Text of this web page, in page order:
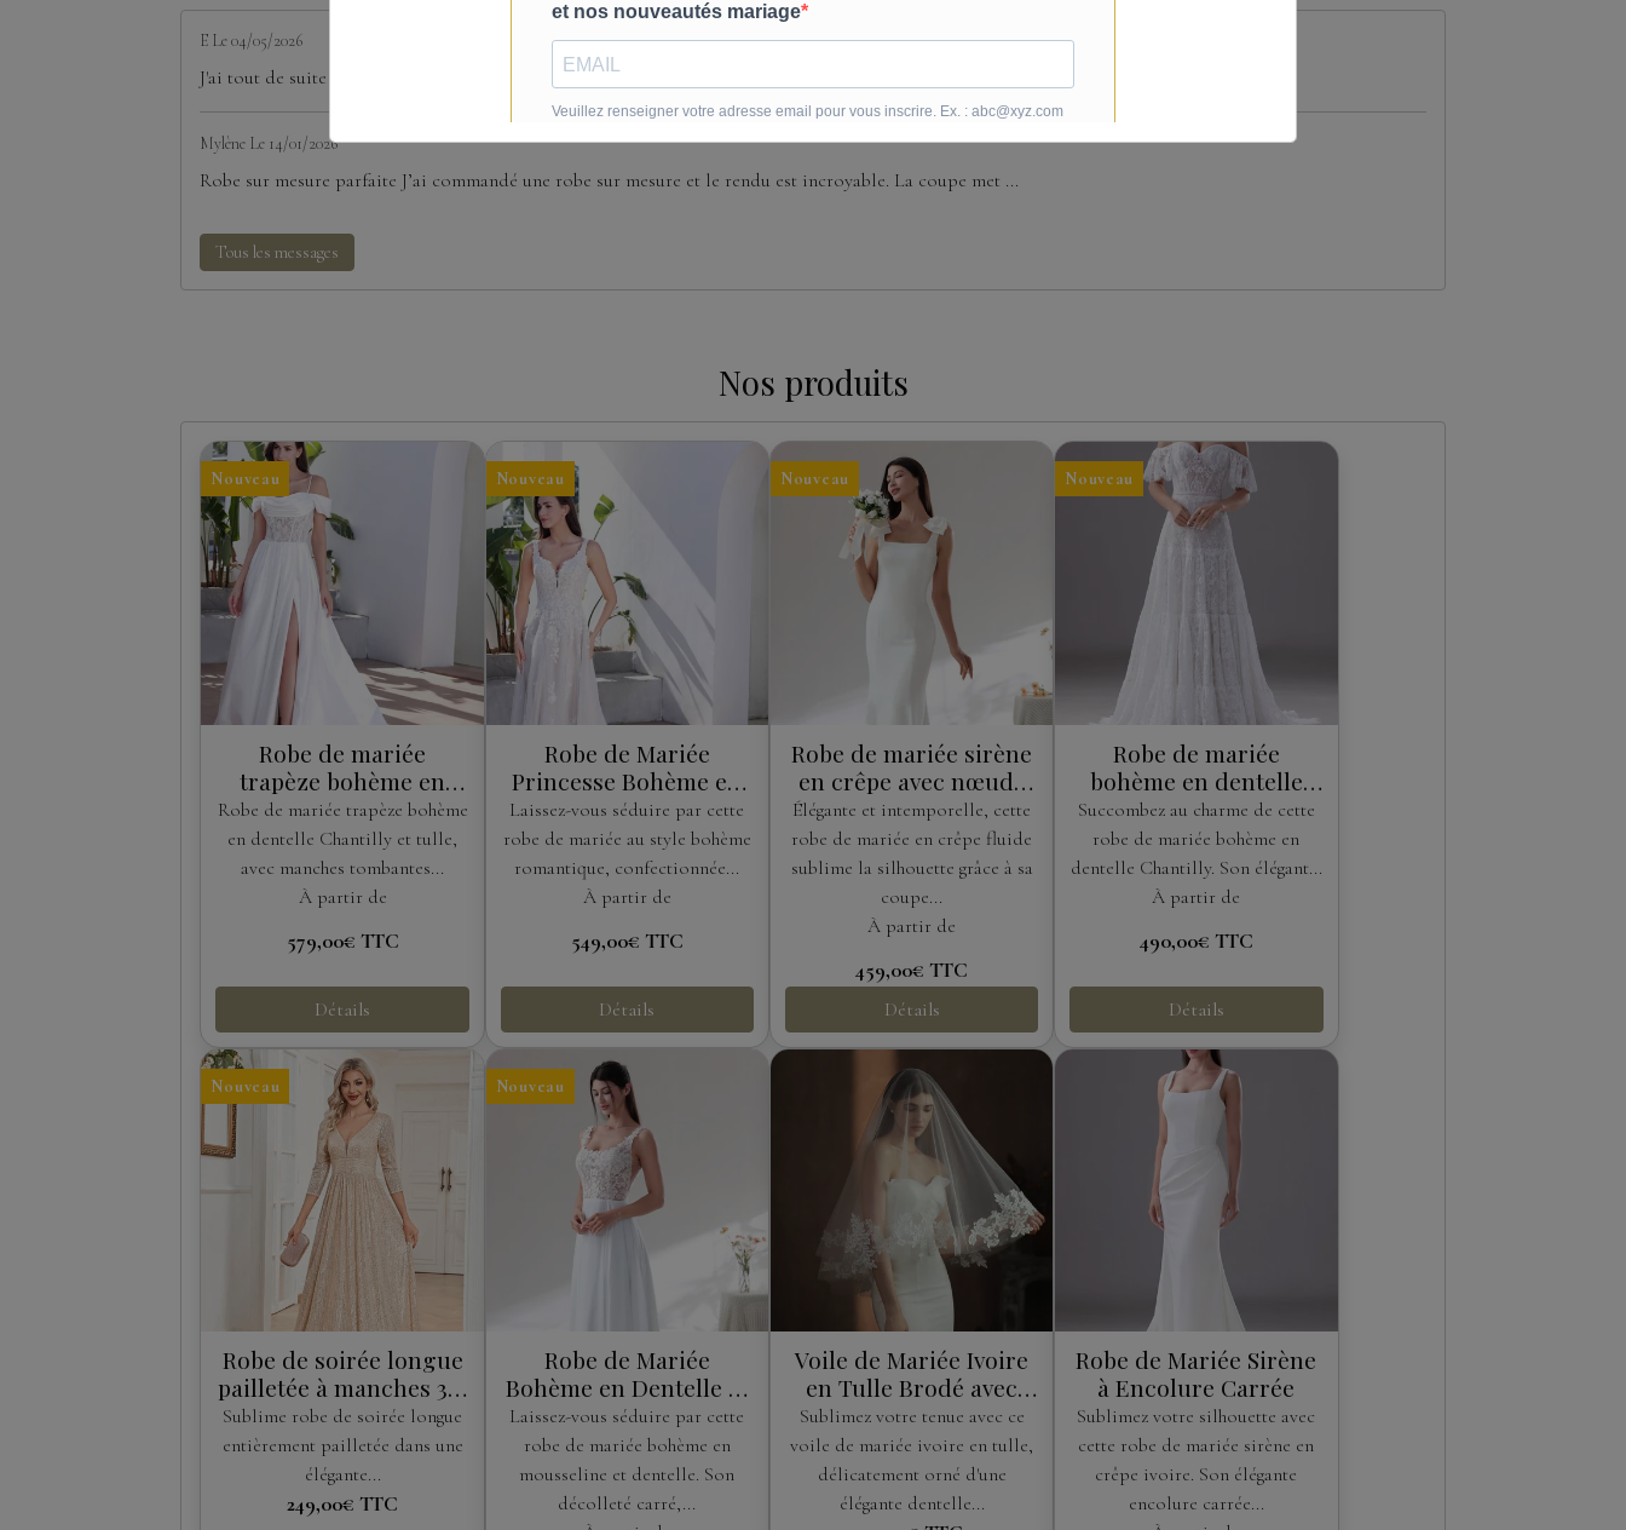
E Le 04/05/2026
J'ai tout de suite craqué pour la robe courte avec la jupe supplémentaire. Sonia m'a bien renseignée ...
Mylène Le 14/01/2026
Robe sur mesure parfaite J’ai commandé une robe sur mesure et le rendu est incroyable. La coupe met ...
Tous les messages
Nos produits
Nouveau
Robe de mariée
trapèze bohème en
dentelle Chantilly avec
manches amovibles
Robe de mariée trapèze bohème
en dentelle Chantilly et tulle,
avec manches tombantes...
À partir de
579,00€ TTC
Détails
Nouveau
Robe de Mariée
Princesse Bohème en
Tulle Pailleté et
Dentelle Florale
Laissez-vous séduire par cette
robe de mariée au style bohème
romantique, confectionnée...
À partir de
549,00€ TTC
Détails
Nouveau
Robe de mariée sirène
en crêpe avec nœuds
aux épaules
Élégante et intemporelle, cette
robe de mariée en crêpe fluide
sublime la silhouette grâce à sa
coupe...
À partir de
459,00€TTC
Détails
Nouveau
Robe de mariée
bohème en dentelle
Chantilly à épaules
dénudées
Succombez au charme de cette
robe de mariée bohème en
dentelle Chantilly. Son élégant...
À partir de
490,00€ TTC
Détails
Nouveau
Robe de soirée longue
pailletée à manches 3/4
– Helen Fontaine
Sublime robe de soirée longue
entièrement pailletée dans une
élégante...
249,00€TTC
Nouveau
Robe de Mariée
Bohème en Dentelle et
Mousseline
Laissez-vous séduire par cette
robe de mariée bohème en
mousseline et dentelle. Son
décolleté carré,...
Voile de Mariée Ivoire
en Tulle Brodé avec
Peigne
Sublimez votre tenue avec ce
voile de mariée ivoire en tulle,
délicatement orné d'une
élégante dentelle...
Robe de Mariée Sirène
à Encolure Carrée
Sublimez votre silhouette avec
cette robe de mariée sirène en
crêpe ivoire. Son élégante
encolure carrée...